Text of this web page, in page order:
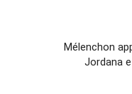
Mélenchon
Jordana